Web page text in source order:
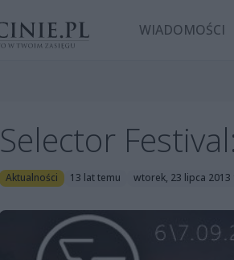
WIADOMOŚCI
Selector
Aktualności 13 lat temu wtorek, 23 lipca 2013